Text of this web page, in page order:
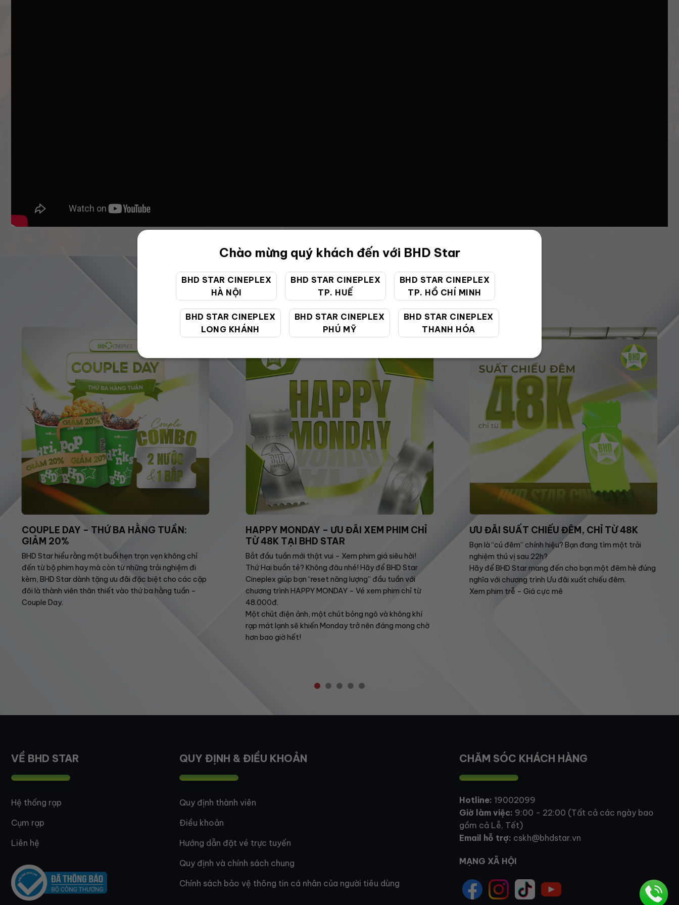
Chào mừng quý khách đến với BHD Star
BHD STAR CINEPLEX
HÀ NỘI
BHD STAR CINEPLEX
TP. HUẾ
BHD STAR CINEPLEX
TP. HỒ CHÍ MINH
BHD STAR CINEPLEX
LONG KHÁNH
BHD STAR CINEPLEX
PHÚ MỸ
BHD STAR CINEPLEX
THANH HÓA
ƯU ĐÃI ĐẶC BIỆT
COUPLE DAY – THỨ BA HẰNG TUẦN:
GIẢM 20%
BHD Star hiểu rằng một buổi hẹn trọn vẹn không chỉ
đến từ bộ phim hay mà còn từ những trải nghiệm đi
kèm, BHD Star dành tặng ưu đãi đặc biệt cho các cặp
đôi là thành viên thân thiết vào thứ ba hằng tuần –
Couple Day.
HAPPY MONDAY – ƯU ĐÃI XEM PHIM CHỈ
TỪ 48K TẠI BHD STAR
Bắt đầu tuần mới thật vui – Xem phim giá siêu hời!
Thứ Hai buồn tẻ? Không đâu nhé! Hãy để BHD Star
Cineplex giúp bạn “reset năng lượng” đầu tuần với
chương trình HAPPY MONDAY – Vé xem phim chỉ từ
48.000đ.
Một chút điện ảnh, một chút bỏng ngô và không khí
rạp mát lạnh sẽ khiến Monday trở nên đáng mong chờ
hơn bao giờ hết!
ƯU ĐÃI SUẤT CHIẾU ĐÊM, CHỈ TỪ 48K
Bạn là “cú đêm” chính hiệu? Bạn đang tìm một trải
nghiệm thú vị sau 22h?
Hãy để BHD Star mang đến cho bạn một đêm hè đúng
nghĩa với chương trình Ưu đãi xuất chiếu đêm.
Xem phim trễ – Giá cực mê
VỀ BHD STAR
Hệ thống rạp
Cụm rạp
Liên hệ
QUY ĐỊNH & ĐIỀU KHOẢN
Quy định thành viên
Điều khoản
Hướng dẫn đặt vé trực tuyến
Quy định và chính sách chung
Chính sách bảo vệ thông tin cá nhân của người tiêu dùng
CHĂM SÓC KHÁCH HÀNG
Hotline: 19002099
Giờ làm việc: 9:00 - 22:00 (Tất cả các ngày bao
gồm cả Lễ, Tết)
Email hỗ trợ: cskh@bhdstar.vn
MẠNG XÃ HỘI